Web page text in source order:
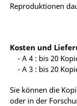
Reproduktionen
Kosten und
- A 4 : bis 20
- A 3 : bis 20
Sie können die
oder in der